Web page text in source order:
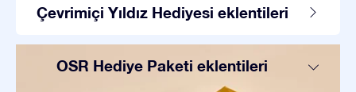
Çevrimiçi Yıldız Hediyesi eklentileri
OSR Hediye Paketi eklentileri